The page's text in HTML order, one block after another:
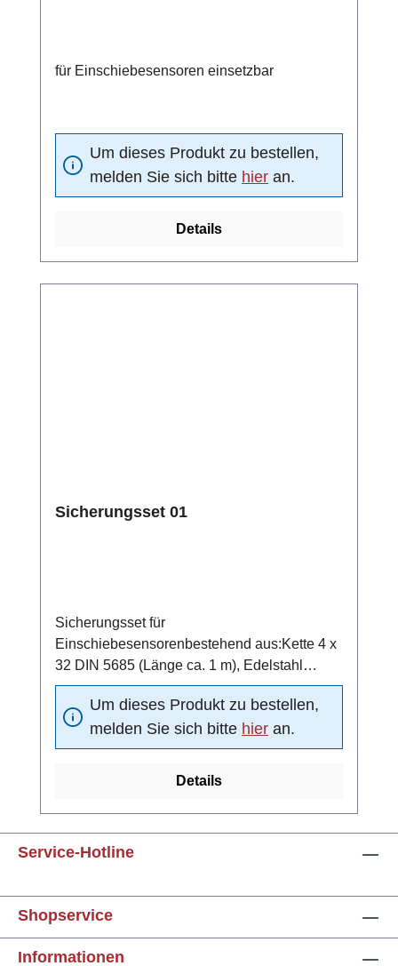
für Einschiebesensoren einsetzbar
Um dieses Produkt zu bestellen,
melden Sie sich bitte hier an.
Details
Sicherungsset 01
Sicherungsset für
Einschiebesensorenbestehend aus:Kette 4 x
32 DIN 5685 (Länge ca. 1 m), Edelstahl
1.4401Schraubglied NG5, Edelstahl
1.4401Schelle DN15 nach DIN 11850,
Edelstahl 1.4301
Um dieses Produkt zu bestellen,
melden Sie sich bitte hier an.
Details
Service-Hotline
Shopservice
Informationen